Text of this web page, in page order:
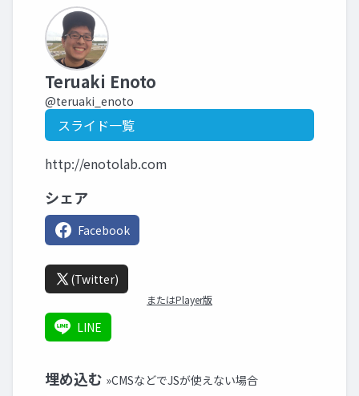
Teruaki Enoto
@teruaki_enoto
スライド一覧
http://enotolab.com
シェア
Facebook
(Twitter)
またはPlayer版
LINE
埋め込む »CMSなどでJSが使えない場合